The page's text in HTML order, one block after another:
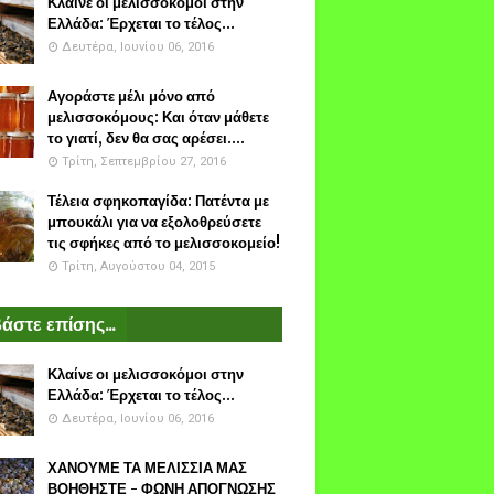
Ελλάδα: Έρχεται το τέλος...
Δευτέρα, Ιουνίου 06, 2016
Αγοράστε μέλι μόνο από
μελισσοκόμους: Και όταν μάθετε
το γιατί, δεν θα σας αρέσει....
Τρίτη, Σεπτεμβρίου 27, 2016
Τέλεια σφηκοπαγίδα: Πατέντα με
μπουκάλι για να εξολοθρεύσετε
τις σφήκες από το μελισσοκομείο!
Τρίτη, Αυγούστου 04, 2015
επίσης...
Κλαίνε οι μελισσοκόμοι στην
Ελλάδα: Έρχεται το τέλος...
Δευτέρα, Ιουνίου 06, 2016
ΧΑΝΟΥΜΕ ΤΑ ΜΕΛΙΣΣΙΑ ΜΑΣ
ΒΟΗΘΗΣΤΕ - ΦΩΝΗ ΑΠΟΓΝΩΣΗΣ